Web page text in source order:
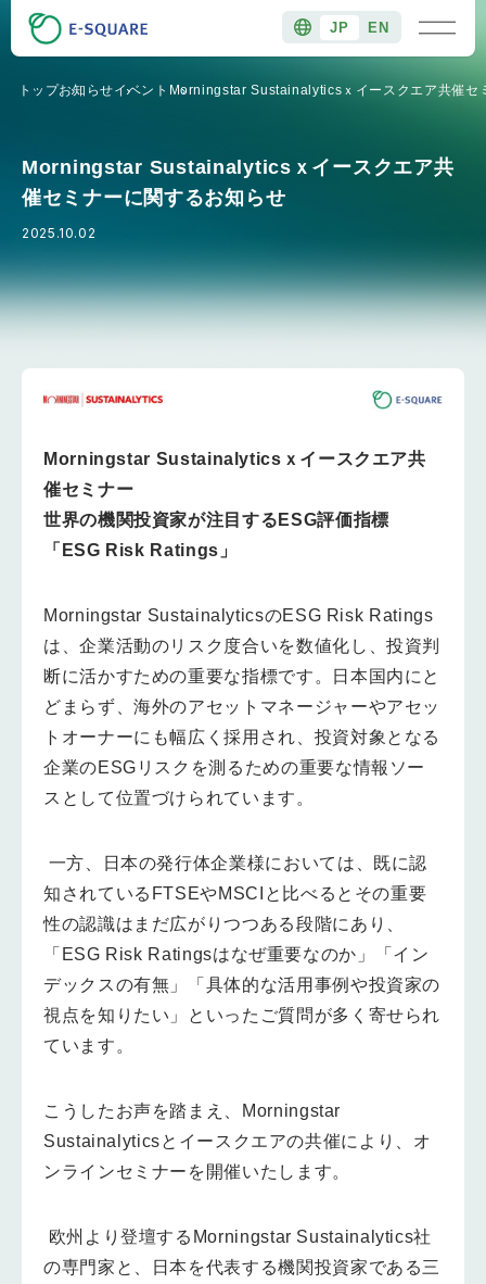
JP EN
トップお知らせイベント Morningstar Sustainalyticsｘイースクエア共催セ
Morningstar Sustainalyticsｘイースクエア共
催セミナーに関するお知らせ
2025.10.02
Morningstar Sustainalyticsｘイースクエア共
催セミナー
世界の機関投資家が注目するESG評価指標
「ESG Risk Ratings」
Morningstar SustainalyticsのESG Risk Ratings
は、企業活動のリスク度合いを数値化し、投資判
断に活かすための重要な指標です。日本国内にと
どまらず、海外のアセットマネージャーやアセッ
トオーナーにも幅広く採用され、投資対象となる
企業のESGリスクを測るための重要な情報ソー
スとして位置づけられています。
一方、日本の発行体企業様においては、既に認
知されているFTSEやMSCIと比べるとその重要
性の認識はまだ広がりつつある段階にあり、
「ESG Risk Ratingsはなぜ重要なのか」「イン
デックスの有無」「具体的な活用事例や投資家の
視点を知りたい」といったご質問が多く寄せられ
ています。
こうしたお声を踏まえ、Morningstar
Sustainalyticsとイースクエアの共催により、オ
ンラインセミナーを開催いたします。
欧州より登壇するMorningstar Sustainalytics社
の専門家と、日本を代表する機関投資家である三